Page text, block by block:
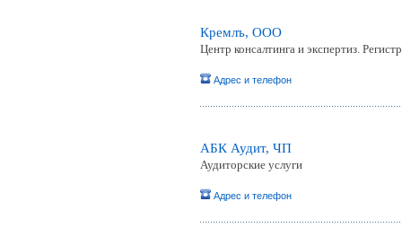
Кремлъ, ООО
Центр консалтинга и экспертиз.
Адрес и телефон
АБК Аудит, ЧП
Аудиторские услуги
Адрес и телефон